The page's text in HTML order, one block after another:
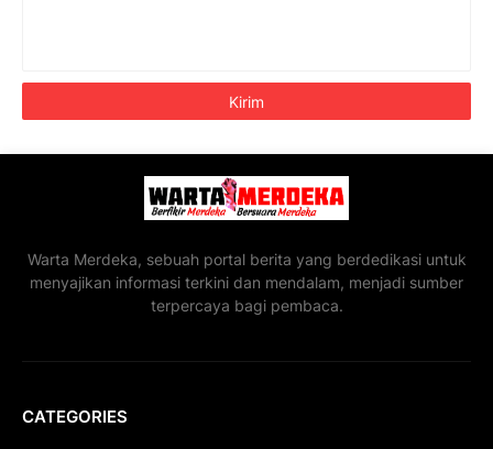
Warta Merdeka, sebuah portal berita yang berdedikasi untuk
menyajikan informasi terkini dan mendalam, menjadi sumber
terpercaya bagi pembaca.
CATEGORIES